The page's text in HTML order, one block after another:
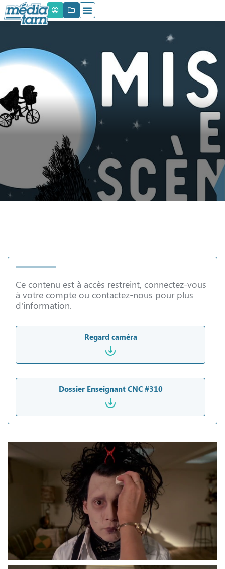
Ce contenu est à accès restreint, connectez-vous
à votre compte ou contactez-nous pour plus
d'information.
Regard caméra
Dossier Enseignant CNC #310